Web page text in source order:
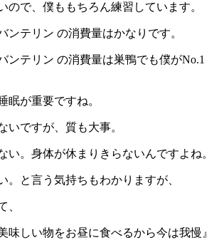
ので、僕ももちろん練習しています。
ンテリン の消費量はかなりです。
ンテリン の消費量は巣鴨でも僕がNo.1
眠が重要ですね。
いですが、質も大事。
い。身体が休まりきらないんですよね。
。と言う気持ちもわかりますが、
、
味しい物をお昼に食べるから今は我慢』